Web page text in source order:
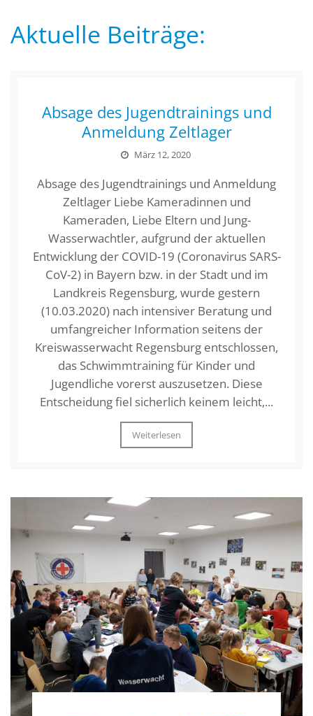
Aktuelle Beiträge:
Absage des Jugendtrainings und
Anmeldung Zeltlager
März 12, 2020
Absage des Jugendtrainings und Anmeldung
Zeltlager Liebe Kameradinnen und
Kameraden, Liebe Eltern und Jung-
Wasserwachtler, aufgrund der aktuellen
Entwicklung der COVID-19 (Coronavirus SARS-
CoV-2) in Bayern bzw. in der Stadt und im
Landkreis Regensburg, wurde gestern
(10.03.2020) nach intensiver Beratung und
umfangreicher Information seitens der
Kreiswasserwacht Regensburg entschlossen,
das Schwimmtraining für Kinder und
Jugendliche vorerst auszusetzen. Diese
Entscheidung fiel sicherlich keinem leicht,...
Weiterlesen